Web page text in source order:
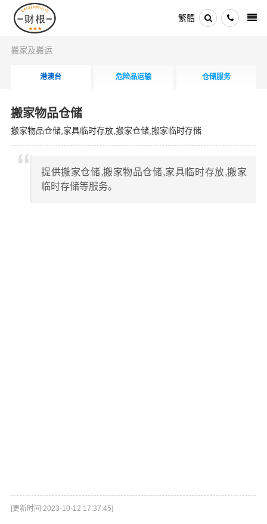
繁體
搬家及搬运
港澳台 危险品运输 仓储服务
搬家物品仓储
搬家物品仓储,家具临时存放,搬家仓储,搬家临时存储
提供搬家仓储,搬家物品仓储,家具临时存放,搬家
临时存储等服务。
[更新时间:2023-10-12 17:37:45]